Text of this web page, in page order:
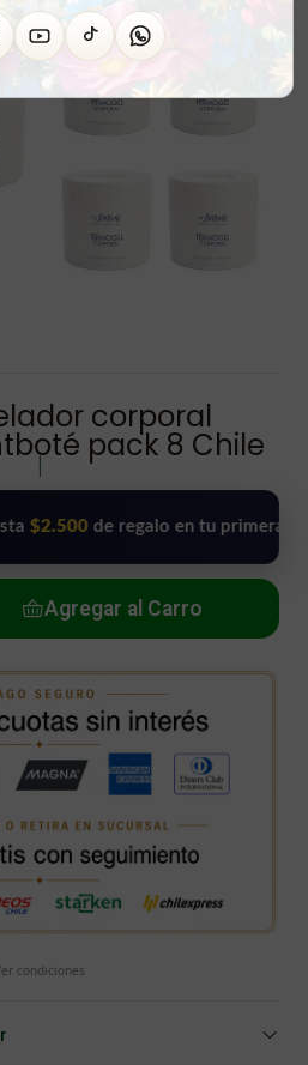
corporal
pack 8 Chile
de regalo en tu primera compra!
Agregar al Carro
condiciones